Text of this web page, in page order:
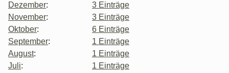
Dezember:
3 Einträge
November:
3 Einträge
Oktober:
6 Einträge
September:
1 Einträge
August:
1 Einträge
Juli:
1 Einträge